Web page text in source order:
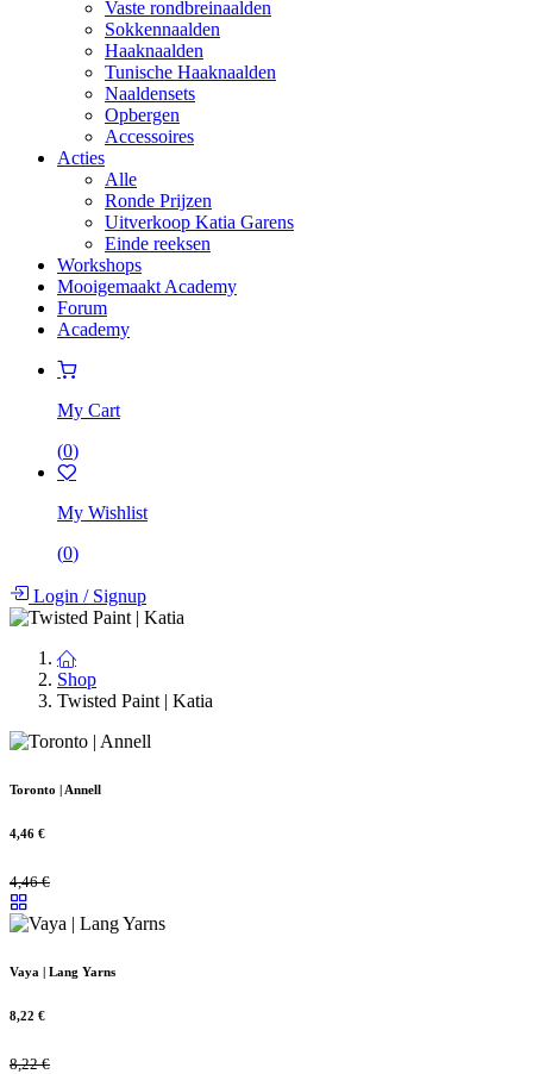
Vaste rondbreinaalden
Sokkennaalden
Haaknaalden
Tunische Haaknaalden
Naaldensets
Opbergen
Accessoires
Acties
Alle
Ronde Prijzen
Uitverkoop Katia Garens
Einde reeksen
Workshops
Mooigemaakt Academy
Forum
Academy
My Cart
(0)
My Wishlist
(0)
Login /Signup
Shop
Twisted Paint | Katia
Toronto | Annell
4,46 €
4,46€
Vaya | Lang Yarns
8,22 €
8,22€